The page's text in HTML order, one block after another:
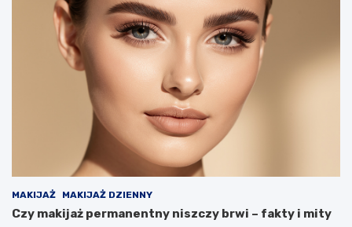
MAKIJAŻ MAKIJAŻ DZIENNY
Czy makijaż permanentny niszczy brwi – fakty i mity